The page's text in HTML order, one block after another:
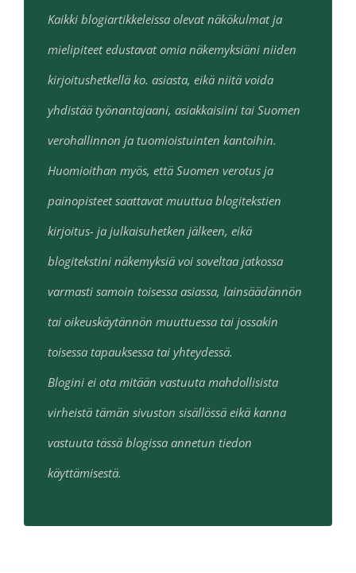
Kaikki blogiartikkeleissa olevat näkökulmat ja
mielipiteet edustavat omia näkemyksiäni niiden
kirjoitushetkellä ko. asiasta, eikä niitä voida
yhdistää työnantajaani, asiakkaisiini tai Suomen
verohallinnon ja tuomioistuinten kantoihin.
Huomioithan myös, että Suomen verotus ja
painopisteet saattavat muuttua blogitekstien
kirjoitus- ja julkaisuhetken jälkeen, eikä
blogitekstini näkemyksiä voi soveltaa jatkossa
varmasti samoin toisessa asiassa, lainsäädännön
tai oikeuskäytännön muuttuessa tai jossakin
toisessa tapauksessa tai yhteydessä.
Blogini ei ota mitään vastuuta mahdollisista
virheistä tämän sivuston sisällössä eikä kanna
vastuuta tässä blogissa annetun tiedon
käyttämisestä.